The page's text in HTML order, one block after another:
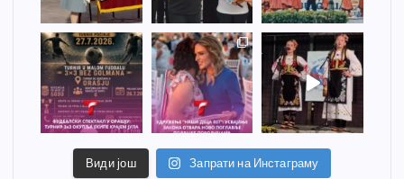
Види још Запрати на Инстаграму